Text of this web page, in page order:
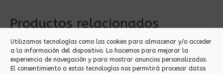
Utilizamos tecnologías como las cookies para almacenar y/o acceder
a la información del dispositivo. Lo hacemos para mejorar la
experiencia de navegación y para mostrar anuncios personalizados.
El consentimiento a estas tecnologías nos permitirá procesar datos
Productos relacionados